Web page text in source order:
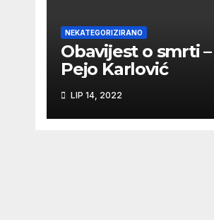
NEKATEGORIZIRANO
Obavijest o smrti –
Pejo Karlović
LIP 14, 2022